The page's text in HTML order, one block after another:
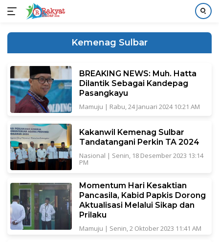
Kemenag Sulbar
BREAKING NEWS: Muh. Hatta
Dilantik Sebagai Kandepag
Pasangkayu
Mamuju | Rabu, 24 Januari 2024 10:21 AM
Kakanwil Kemenag Sulbar
Tandatangani Perkin TA 2024
Nasional | Senin, 18 Desember 2023 13:14
PM
Momentum Hari Kesaktian
Pancasila, Kabid Papkis Dorong
Aktualisasi Melalui Sikap dan
Prilaku
Mamuju | Senin, 2 Oktober 2023 11:41 AM